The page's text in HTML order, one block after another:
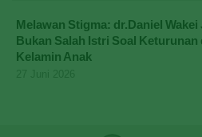
Melawan Stigma: dr.Daniel Wakei
Bukan Salah Istri Soal Keturunan
Kelamin Anak